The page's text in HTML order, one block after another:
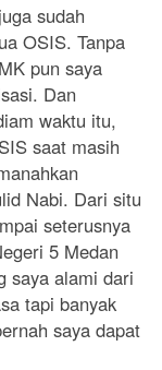
sudah
OSIS. Tanpa
pun saya
Dan
waktu itu,
saat masih
Nabi. Dari situ
seterusnya
5 Medan
saya alami dari
tapi banyak
saya dapat